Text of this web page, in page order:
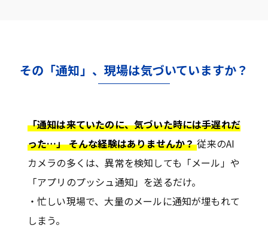
その「通知」、現場は気づいていますか？
「通知は来ていたのに、気づいた時には手遅れだ
った…」 そんな経験はありませんか？従来のAI
カメラの多くは、異常を検知しても「メール」や
「アプリのプッシュ通知」を送るだけ。
・忙しい現場で、大量のメールに通知が埋もれて
しまう。